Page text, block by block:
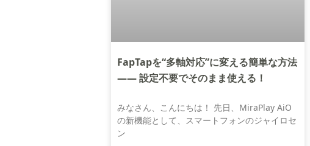
FapTapを“多軸対応”に変える簡単な方法
—— 設定不要でそのまま使える！
みなさん、こんにちは！ 先日、MiraPlay AiO
の新機能として、スマートフォンのジャイロセ
ン